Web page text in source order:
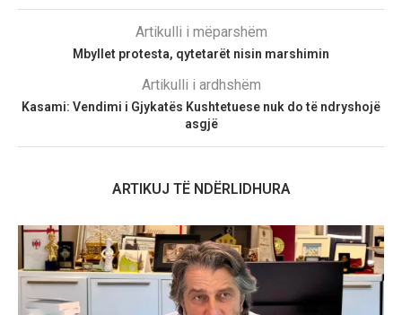
Artikulli i mëparshëm
Mbyllet protesta, qytetarët nisin marshimin
Artikulli i ardhshëm
Kasami: Vendimi i Gjykatës Kushtetuese nuk do të ndryshojë
asgjë
ARTIKUJ TË NDËRLIDHURA